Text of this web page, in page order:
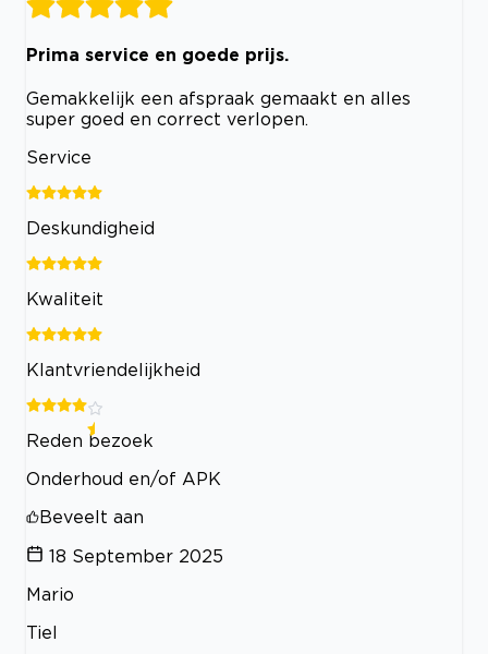
Prima service en goede prijs.
Gemakkelijk een afspraak gemaakt en alles
super goed en correct verlopen.
Service
Deskundigheid
Kwaliteit
Klantvriendelijkheid
Reden bezoek
Onderhoud en/of APK
Beveelt aan
18 September 2025
Mario
Tiel